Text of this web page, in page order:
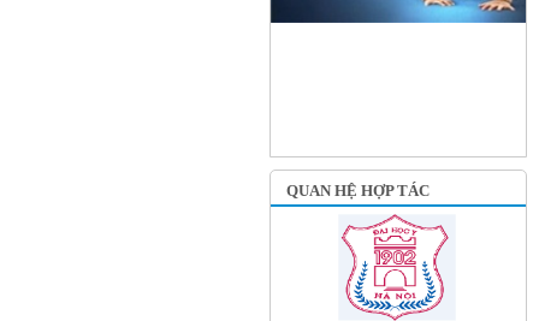
QUAN HỆ HỢP TÁC